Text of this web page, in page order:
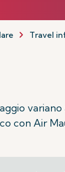
Travel
con Air